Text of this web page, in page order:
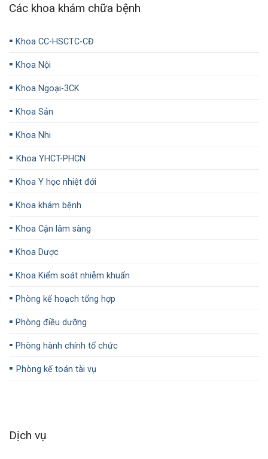
Các khoa khám chữa bệnh
▪️ Khoa CC-HSCTC-CĐ
▪️ Khoa Nội
▪️ Khoa Ngoại-3CK
▪️ Khoa Sản
▪️ Khoa Nhi
▪️ Khoa YHCT-PHCN
▪️ Khoa Y học nhiệt đới
▪️ Khoa khám bệnh
▪️ Khoa Cận lâm sàng
▪️ Khoa Dược
▪️ Khoa Kiểm soát nhiễm khuẩn
▪️ Phòng kế hoạch tổng hợp
▪️ Phòng điều dưỡng
▪️ Phòng hành chính tổ chức
▪️ Phòng kế toán tài vụ
Dịch vụ